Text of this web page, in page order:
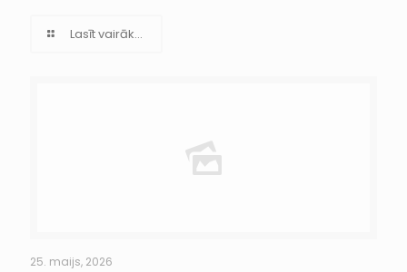
Lasīt vairāk...
25. maijs, 2026